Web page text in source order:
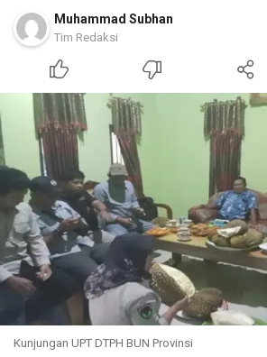
Muhammad Subhan
Tim Redaksi
Kunjungan UPT DTPH BUN Provinsi